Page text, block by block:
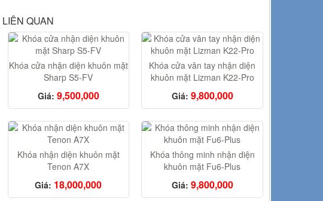
QUAN
Khóa cửa nhận diện khuôn mặt
Sharp S5-FV
Giá: 9,500,000
Khóa cửa vân tay nhận diện
khuôn mặt Lizman K22-Pro
Giá: 9,800,000
Khóa nhận diện khuôn mặt
Tenon A7X
Giá: 18,000,000
Khóa thông minh nhận diện
khuôn mặt Fu6-Plus
Giá: 9,800,000